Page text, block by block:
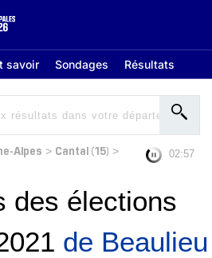
savoir Sondages Résultats
Alpes > Cantal (15) > 02:56
des élections
de Beaulieu